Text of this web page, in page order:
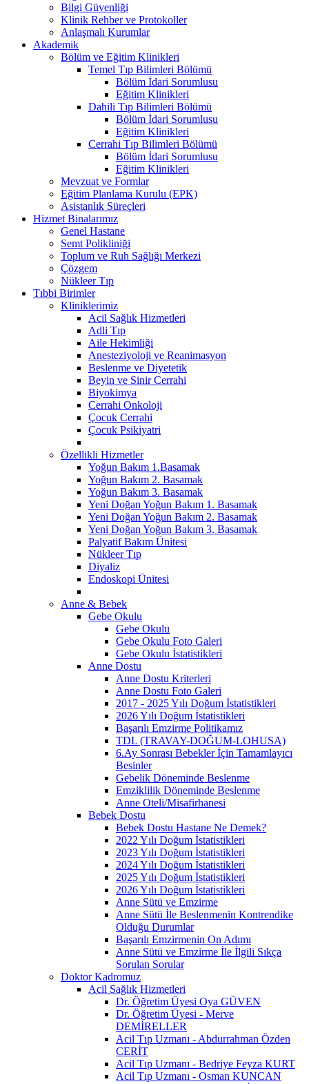
Bilgi Güvenliği
Klinik Rehber ve Protokoller
Anlaşmalı Kurumlar
Akademik
Bölüm ve Eğitim Klinikleri
Temel Tıp Bilimleri Bölümü
Bölüm İdari Sorumlusu
Eğitim Klinikleri
Dahili Tıp Bilimleri Bölümü
Bölüm İdari Sorumlusu
Eğitim Klinikleri
Cerrahi Tıp Bilimleri Bölümü
Bölüm İdari Sorumlusu
Eğitim Klinikleri
Mevzuat ve Formlar
Eğitim Planlama Kurulu (EPK)
Asistanlık Süreçleri
Hizmet Binalarımız
Genel Hastane
Semt Polikliniği
Toplum ve Ruh Sağlığı Merkezi
Çözgem
Nükleer Tıp
Tıbbi Birimler
Kliniklerimiz
Acil Sağlık Hizmetleri
Adli Tıp
Aile Hekimliği
Anesteziyoloji ve Reanimasyon
Beslenme ve Diyetetik
Beyin ve Sinir Cerrahi
Biyokimya
Cerrahi Onkoloji
Çocuk Cerrahi
Çocuk Psikiyatri
Özellikli Hizmetler
Yoğun Bakım 1.Basamak
Yoğun Bakım 2. Basamak
Yoğun Bakım 3. Basamak
Yeni Doğan Yoğun Bakım 1. Basamak
Yeni Doğan Yoğun Bakım 2. Basamak
Yeni Doğan Yoğun Bakım 3. Basamak
Palyatif Bakım Ünitesi
Nükleer Tıp
Diyaliz
Endoskopi Ünitesi
Anne & Bebek
Gebe Okulu
Gebe Okulu
Gebe Okulu Foto Galeri
Gebe Okulu İstatistikleri
Anne Dostu
Anne Dostu Kriterleri
Anne Dostu Foto Galeri
2017 - 2025 Yılı Doğum İstatistikleri
2026 Yılı Doğum İstatistikleri
Başarılı Emzirme Politikamız
TDL (TRAVAY-DOĞUM-LOHUSA)
6.Ay Sonrası Bebekler İçin Tamamlayıcı
Besinler
Gebelik Döneminde Beslenme
Emziklilik Döneminde Beslenme
Anne Oteli/Misafirhanesi
Bebek Dostu
Bebek Dostu Hastane Ne Demek?
2022 Yılı Doğum İstatistikleri
2023 Yılı Doğum İstatistikleri
2024 Yılı Doğum İstatistikleri
2025 Yılı Doğum İstatistikleri
2026 Yılı Doğum İstatistikleri
Anne Sütü ve Emzirme
Anne Sütü İle Beslenmenin Kontrendike
Olduğu Durumlar
Başarılı Emzirmenin On Adımı
Anne Sütü ve Emzirme İle İlgili Sıkça
Sorulan Sorular
Doktor Kadromuz
Acil Sağlık Hizmetleri
Dr. Öğretim Üyesi Oya GÜVEN
Dr. Öğretim Üyesi - Merve
DEMİRELLER
Acil Tıp Uzmanı - Abdurrahman Özden
CERİT
Acil Tıp Uzmanı - Bedriye Feyza KURT
Acil Tıp Uzmanı - Osman KUNCAN